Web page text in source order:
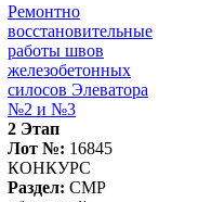
Ремонтно
восстановительные
работы швов
железобетонных
силосов Элеватора
№2 и №3
2 Этап
Лот №: 16845
КОНКУРС
Раздел: СМР